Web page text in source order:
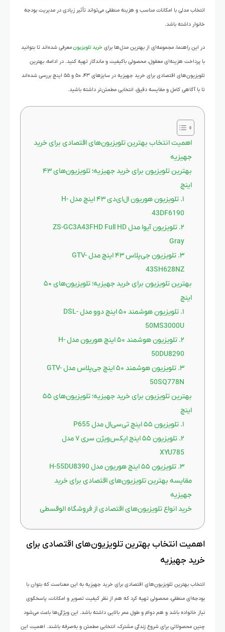
انتخاب مدلی با امکانات مناسب و هزینه منطقی می‌تواند تأثیر زیادی در مدیریت بودجه
خانوار داشته باشد.
در این راهنما، مجموعه‌ای از بهترین مدل‌ها برای خرید تلویزیونمعرفی شده‌اند تا بتوانید
با پرداخت هزینه‌ای معقول، محصولی باکیفیت و ماندگار تهیه کنید. در ادامه، بهترین
تلویزیون‌های اقتصادی برای خرید جهیزیه در سایزهای ۴۳، ۵۰ و ۵۵ اینچ بررسی شده‌اند
تا با آگاهی کامل و مقایسه دقیق، انتخابی مطمئن‌تر داشته باشید.
اهمیت انتخاب بهترین تلویزیون‌های اقتصادی برای خرید
جهیزیه
بهترین تلویزیون‌ برای خرید جهیزیه؛ تلویزیون‌های ۴۳
اینچ
۱. تلویزیون هوریون ال‌ای‌دی ۴۳ اینچ مدل H-
43DF6190
۲. تلویزیون آیوا مدل ZS-GC3A43FHD Full HD
Gray
۳. تلویزیون جی‌پلاس ۴۳ اینچ مدل GTV-
43SH628NZ
بهترین تلویزیون‌ برای خرید جهیزیه؛ تلویزیون‌های ۵۰
اینچ
۱. تلویزیون هوشمند ۵۰ اینچ دوو مدل DSL-
50MS3000U
۲. تلویزیون هوشمند ۵۰ اینچ هوریون مدل H-
50DU8290
۳. تلویزیون هوشمند ۵۰ اینچ جی‌پلاس مدل GTV-
50SQ778N
بهترین تلویزیون‌ برای خرید جهیزیه؛ تلویزیون‌های ۵۵
اینچ
۱. تلویزیون ۵۵ اینچ تی‌سی‌ال مدل P655
۲. تلویزیون ۵۵ اینج ایکس‌ویژن سری ۷ مدل
XYU785
۳. تلویزیون ۵۵ اینچ هوریون مدل H-55DU8390
مقایسه بهترین تلویزیون‌های اقتصادی برای خرید
جهیزیه
خرید انواع تلویزیون‌های اقتصادی از فروشگاه الوقسطی
اهمیت انتخاب بهترین تلویزیون‌های اقتصادی برای
خرید جهیزیه
انتخاب بهترین تلویزیون‌های اقتصادی برای خرید جهیزیه به این معناست که بتوان با
بودجه‌ای منطقی، محصولی تهیه کرد که هم از نظر کیفیت تصویر و امکانات، پاسخگوی
نیاز خانواده باشد و هم دوام و طول عمر بالایی داشته باشد. این ویژگی‌ها باعث می‌شود
چنین محصولاتی برای شروع زندگی مشترک، انتخابی مطمئن و به‌صرفه باشند. اهمیت این